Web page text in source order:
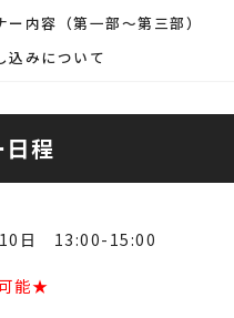
ー内容（第一部～第三部）
込みについて
程
10日 13:00-15:00
能★